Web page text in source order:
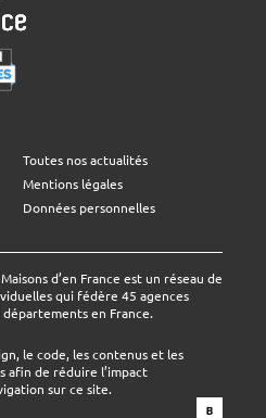
Toutes nos actualités
Mentions légales
Données personnelles
d’en France est un réseau de
qui fédère 45 agences
en France.
le code, les contenus et les
afin de réduire l’impact
sur ce site.